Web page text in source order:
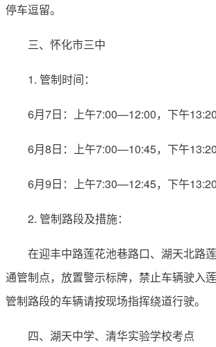
停车逗留。
三、怀化市三中
1. 管制时间：
6月7日：上午7:00—12:00，下午
6月8日：上午7:00—10:45，下午
6月9日：上午7:30—12:45，下午
2. 管制路段及措施：
在迎丰中路莲花池巷路口、湖天北路
通管制点，放置警示标牌，禁止车辆驶入
管制路段的车辆请按现场指挥绕道行驶。
四、湖天中学、清华实验学校考点